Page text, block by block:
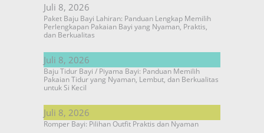
Juli 8, 2026
Paket Baju Bayi Lahiran: Panduan Lengkap Memilih
Perlengkapan Pakaian Bayi yang Nyaman, Praktis,
dan Berkualitas
Juli 8, 2026
Baju Tidur Bayi / Piyama Bayi: Panduan Memilih
Pakaian Tidur yang Nyaman, Lembut, dan Berkualitas
untuk Si Kecil
Juli 8, 2026
Romper Bayi: Pilihan Outfit Praktis dan Nyaman